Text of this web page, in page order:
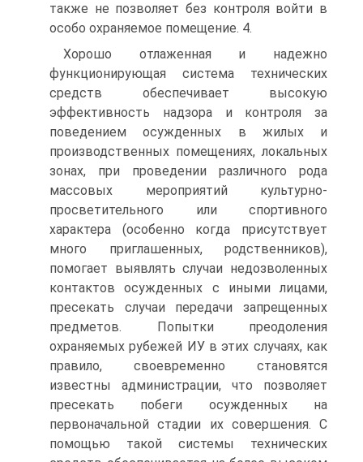
также не позволяет без контроля войти в
особо охраняемое помещение. 4.
Хорошо отлаженная и надежно
функционирующая система технических
средств обеспечивает высокую
эффективность надзора и контроля за
поведением осужденных в жилых и
производственных помещениях, локальных
зонах, при проведении различного рода
массовых мероприятий культурно-
просветительного или спортивного
характера (особенно когда присутствует
много приглашенных, родственников),
помогает выявлять случаи недозволенных
контактов осужденных с иными лицами,
пресекать случаи передачи запрещенных
предметов. Попытки преодоления
охраняемых рубежей ИУ в этих случаях, как
правило, своевременно становятся
известны администрации, что позволяет
пресекать побеги осужденных на
первоначальной стадии их совершения. С
помощью такой системы технических